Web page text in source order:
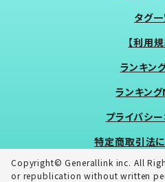
タグ
【利用規
ランキン
ランキン
プライバシ
特定商取引法
Copyright© Generallink inc. All
or republication without written